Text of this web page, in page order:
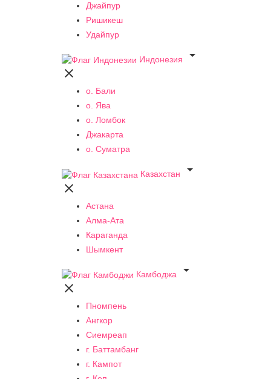
Джайпур
Ришикеш
Удайпур
Индонезия


о. Бали
о. Ява
о. Ломбок
Джакарта
о. Суматра
Казахстан


Астана
Алма-Ата
Караганда
Шымкент
Камбоджа


Пномпень
Ангкор
Сиемреап
г. Баттамбанг
г. Кампот